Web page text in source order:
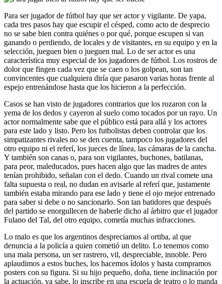
Para ser jugador de fútbol hay que ser actor y vigilante. De yapa,
cada tres pasos hay que escupir el césped, como acto de desprecio
no se sabe bien contra quiénes o por qué, porque escupen si van
ganando o perdiendo, de locales y de visitantes, en su equipo y en la
selección, jueguen bien o jueguen mal. Lo de ser actor es una
característica muy especial de los jugadores de fútbol. Los rostros de
dolor que fingen cada vez que se caen o los golpean, son tan
convincentes que cualquiera diría que pasaron varias horas frente al
espejo entrenándose hasta que los hicieron a la perfección.
Casos se han visto de jugadores contrarios que los rozaron con la
yema de los dedos y cayeron al suelo como tocados por un rayo. Un
actor normalmente sabe que el público está para allá y los actores
para este lado y listo. Pero los futbolistas deben controlar que los
simpatizantes rivales no se den cuenta, tampoco los jugadores del
otro equipo ni el referí, los jueces de línea, las cámaras de la cancha.
Y también son canas o, para son vigilantes, buchones, batilanas,
para peor, maleducados, pues hacen algo que las madres de antes
tenían prohibido, señalan con el dedo. Cuando un rival comete una
falta supuesta o real, no dudan en avisarle al referí que, justamente
también estaba mirando para ese lado y tiene el ojo mejor entrenado
para saber si debe o no sancionarlo. Son tan batidores que después
del partido se enorgullecen de haberle dicho al árbitro que el jugador
Fulano del Tal, del otro equipo, cometía muchas infracciones.
Lo malo es que los argentinos despreciamos al ortiba, al que
denuncia a la policía a quien cometió un delito. Lo tenemos como
una mala persona, un ser rastrero, vil, despreciable, innoble. Pero
aplaudimos a estos buches, los hacemos ídolos y hasta compramos
posters con su figura. Si su hijo pequeño, doña, tiene inclinación por
la actuación, ya sabe, lo inscribe en una escuela de teatro o lo manda